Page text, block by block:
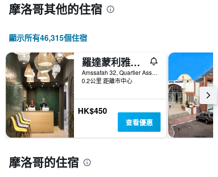
摩洛哥​其他的住宿
顯示所有46,315​個住宿
羅達蒙利雅德馬拉喀什飯店
Amssafah 32, Quartier Assouel, 馬拉喀什, 摩洛哥
0.2公里 距離市中心
HK$450
查看優惠
摩洛哥的住宿